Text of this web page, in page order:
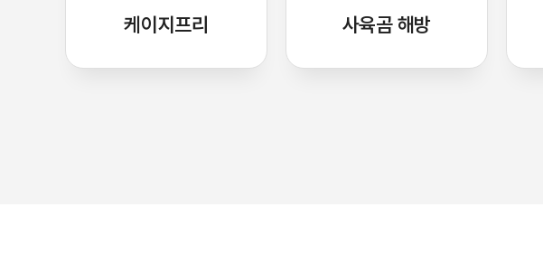
케이지프리 사육곰 해방